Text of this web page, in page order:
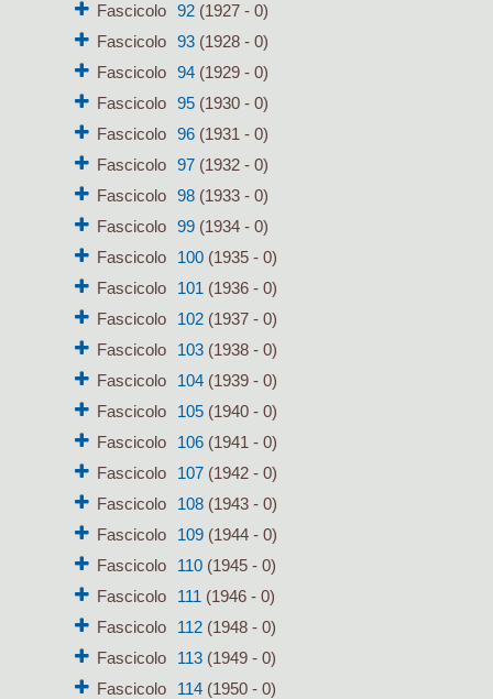
Fascicolo
92(1927 - 0)
Fascicolo
93(1928 - 0)
Fascicolo
94(1929 - 0)
Fascicolo
95(1930 - 0)
Fascicolo
96(1931 - 0)
Fascicolo
97(1932 - 0)
Fascicolo
98(1933 - 0)
Fascicolo
99(1934 - 0)
Fascicolo
100(1935 - 0)
Fascicolo
101 (1936 - 0)
Fascicolo
102(1937 - 0)
Fascicolo
103(1938 - 0)
Fascicolo
104(1939 - 0)
Fascicolo
105(1940 - 0)
Fascicolo
106(1941 - 0)
Fascicolo
107(1942 - 0)
Fascicolo
108(1943 - 0)
Fascicolo
109(1944 - 0)
Fascicolo
110(1945 - 0)
Fascicolo
111 (1946 - 0)
Fascicolo
112(1948 - 0)
Fascicolo
113(1949 - 0)
Fascicolo
114(1950 - 0)